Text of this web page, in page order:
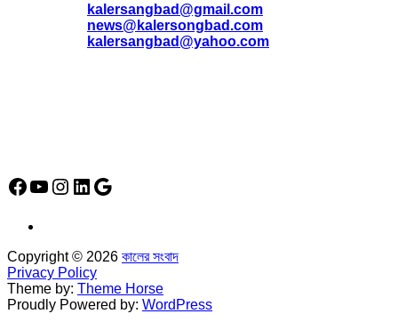
kalersangbad@gmail.com
news@kalersongbad.com
kalersangbad@yahoo.com
Facebook
YouTube
Instagram
LinkedIn
Google
Copyright © 2026 কালের সংবাদ
Privacy Policy
Theme by: Theme Horse
Proudly Powered by: WordPress